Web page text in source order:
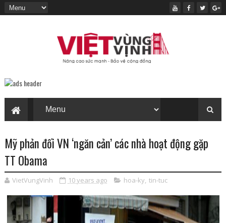
Mỹ phản đối VN ‘ngăn cản’ các nhà hoạt động gặp
TT Obama
VietVungVinh 10 years ago hoa-ky, tin-tuc